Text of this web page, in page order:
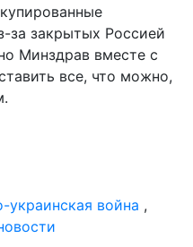
за закрытых Россией
Минздрав вместе с
все, что можно,
украинская война ,